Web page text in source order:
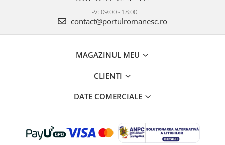
L-V: 09:00 - 18:00
contact@portulromanesc.ro
MAGAZINUL MEU
CLIENTI
DATE COMERCIALE